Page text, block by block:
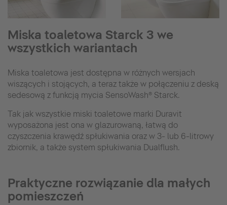
Miska toaletowa Starck 3 we
wszystkich wariantach
Miska toaletowa jest dostępna w różnych wersjach
wiszących i stojących, a teraz także w połączeniu z deską
sedesową z funkcją mycia SensoWash® Starck.
Tak jak wszystkie miski toaletowe marki Duravit
wyposażona jest ona w glazurowaną, łatwą do
czyszczenia krawędź spłukiwania oraz w 3- lub 6-litrowy
zbiornik, a także system spłukiwania Dualflush.
Praktyczne rozwiązanie dla małych
pomieszczeń